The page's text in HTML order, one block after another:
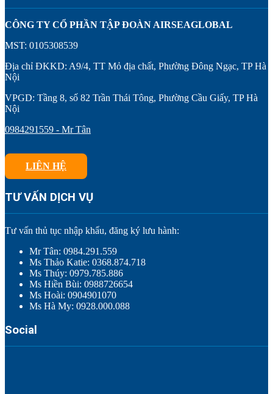
CÔNG TY CỔ PHẦN TẬP ĐOÀN AIRSEAGLOBAL
MST: 0105308539
Địa chỉ ĐKKD: A9/4, TT Mỏ địa chất, Phường Đông Ngạc, TP Hà
Nội
VPGD: Tầng 8, số 82 Trần Thái Tông, Phường Cầu Giấy, TP Hà
Nội
0984291559 - Mr Tân
LIÊN HỆ
TƯ VẤN DỊCH VỤ
Tư vấn thủ tục nhập khẩu, đăng ký lưu hành:
Mr Tân: 0984.291.559
Ms Thảo Katie: 0368.874.718
Ms Thúy: 0979.785.886
Ms Hiền Bùi: 0988726654
Ms Hoài: 0904901070
Ms Hà My: 0928.000.088
Social